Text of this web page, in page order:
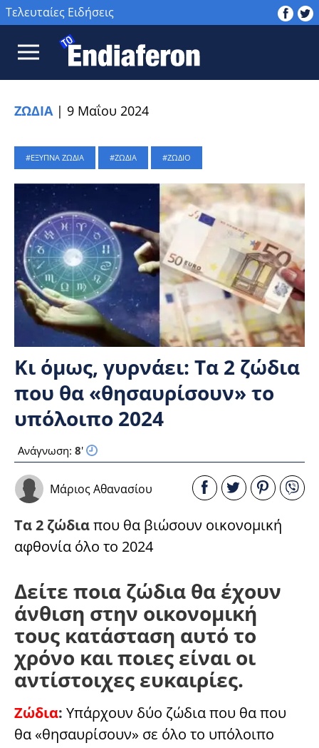
Τελευταίες Ειδήσεις
ΖΩΔΙΑ | 9 Μαΐου 2024
ΕΞΥΠΝΑ ΖΩΔΙΑ ΖΩΔΙΑ ΖΩΔΙΟ
Κι όμως, γυρνάει: Τα 2 ζώδια
που θα «θησαυρίσουν» το
υπόλοιπο 2024
Ανάγνωση: 8'
Μάριος Αθανασίου
Τα 2 ζώδιαπου θα βιώσουν οικονομική
αφθονία όλο το 2024
Δείτε ποια ζώδια θα έχουν
άνθιση στην οικονομική
τους κατάσταση αυτό το
χρόνο και ποιες είναι οι
αντίστοιχες ευκαιρίες.
Ζώδια: Υπάρχουν δύο ζώδια που θα που
θα «θησαυρίσουν» σε όλο το υπόλοιπο